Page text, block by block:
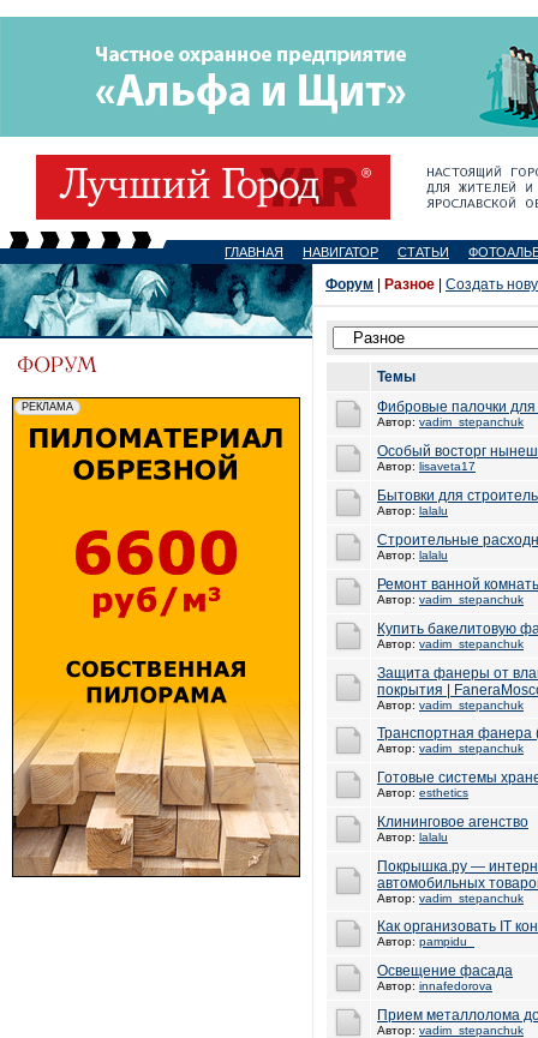
ГЛАВНАЯ НАВИГАТОР СТАТЬИ
Форум Разное Создать
Темы
Фибровые палочки для
Автор: vadim_stepanchuk
Особый восторг
Автор: lisaveta17
Бытовки для
Автор: lalalu
Строительные
Автор: lalalu
Ремонт ванной
Автор: vadim_stepanchuk
Купить бакелитовую
Автор: vadim_stepanchuk
Защита фанеры от
покрытия |
Автор: vadim_stepanchuk
Транспортная фанера
Автор: vadim_stepanchuk
Готовые системы
Автор: esthetics
Клининговое агенство
Автор: lalalu
Покрышка.ру —
автомобильных
Автор: vadim_stepanchuk
Как организовать IT
Автор: pampidu_
Освещение фасада
Автор: innafedorova
Прием металлолома
Автор: vadim_stepanchuk